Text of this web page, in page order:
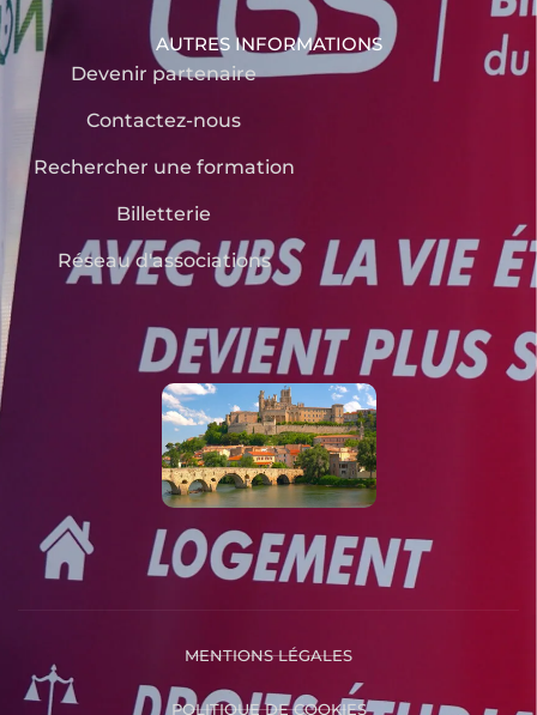
AUTRES INFORMATIONS
Devenir partenaire
Contactez-nous
Rechercher une formation
Billetterie
Réseau d'associations
MENTIONS LÉGALES
POLITIQUE DE COOKIES